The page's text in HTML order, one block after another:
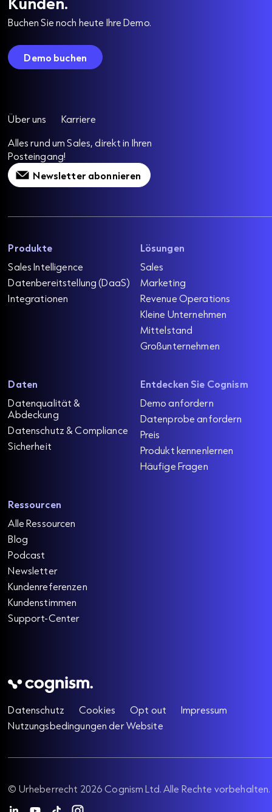
Buchen Sie noch heute Ihre Demo.
Demo buchen
Über uns
Karriere
Alles rund um Sales, direkt in Ihren
Posteingang!
Newsletter abonnieren
Produkte
Sales Intelligence
Datenbereitstellung (DaaS)
Integrationen
Lösungen
Sales
Marketing
Revenue Operations
Kleine Unternehmen
Mittelstand
Großunternehmen
Daten
Datenqualität &
Abdeckung
Datenschutz & Compliance
Sicherheit
Entdecken Sie Cognism
Demo anfordern
Datenprobe anfordern
Preis
Produkt kennenlernen
Häufige Fragen
Ressourcen
Alle Ressourcen
Blog
Podcast
Newsletter
Kundenreferenzen
Kundenstimmen
Support-Center
Datenschutz Cookies Opt out
Impressum
Nutzungsbedingungen der Website
© Urheberrecht 2026 Cognism Ltd.Alle Rechte vorbehalten.